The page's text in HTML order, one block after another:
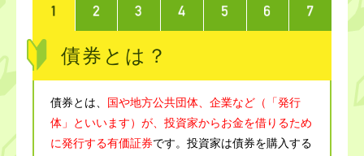
債券とは？
債券とは、 国や地方公共団体、企業など（「発行
体」といいます）が、投資家からお金を借りるため
に発行する有価証券です。投資家は債券を購入する